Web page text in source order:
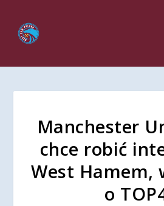
Manchester
chce robić
West Hamem,
o